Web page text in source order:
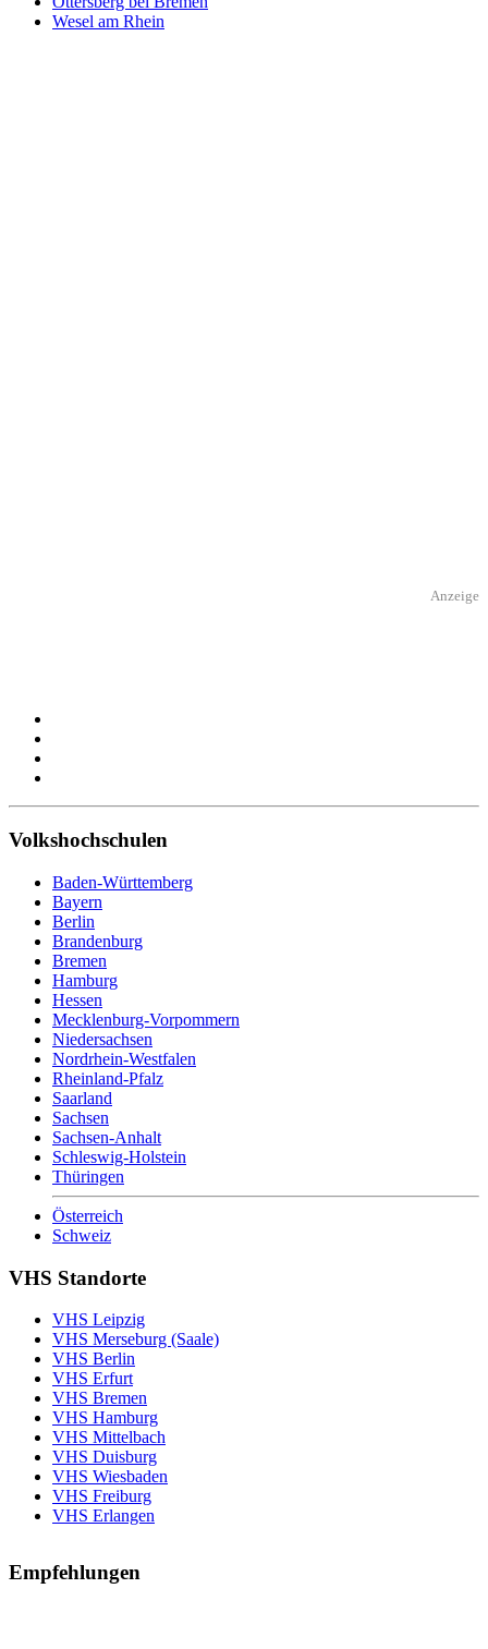
Wesel am Rhein
Anzeige
Volkshochschulen
Baden-Württemberg
Bayern
Berlin
Brandenburg
Bremen
Hamburg
Hessen
Mecklenburg-Vorpommern
Niedersachsen
Nordrhein-Westfalen
Rheinland-Pfalz
Saarland
Sachsen
Sachsen-Anhalt
Schleswig-Holstein
Thüringen
Österreich
Schweiz
VHS Standorte
VHS Leipzig
VHS Merseburg (Saale)
VHS Berlin
VHS Erfurt
VHS Bremen
VHS Hamburg
VHS Mittelbach
VHS Duisburg
VHS Wiesbaden
VHS Freiburg
VHS Erlangen
Empfehlungen